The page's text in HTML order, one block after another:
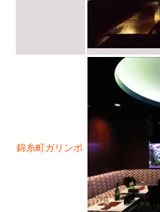
錦糸町ガリンポ